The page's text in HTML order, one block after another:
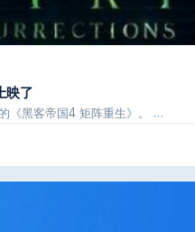
映了
《黑客帝国4 矩阵重生》。 …